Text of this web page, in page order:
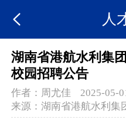
人
湖南省港航水利集
校园招聘公告
作者： 周尤佳
2025-05-
来源：湖南省港航水利集